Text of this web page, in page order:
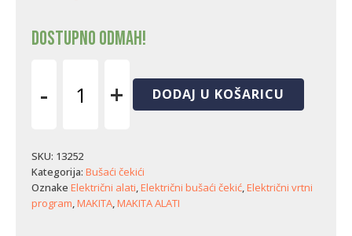
Dostupno odmah!
-
Makita
HR3540C
količina
+ DODAJ U KOŠARICU
SKU: 13252
Kategorija: Bušaći čekići
Oznake Električni alati,Električni bušaći čekić,Električni vrtni
program,MAKITA,MAKITA ALATI